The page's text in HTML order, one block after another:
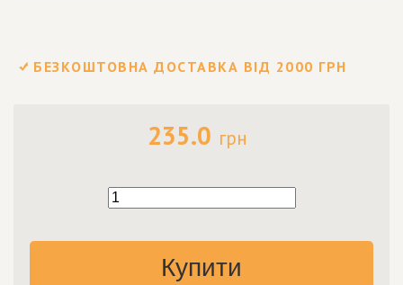
БЕЗКОШТОВНА ДОСТАВКА ВІД 2000 ГРН
235.0 грн
Купити